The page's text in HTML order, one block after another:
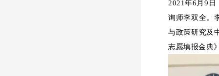
2021年6月9
询师李双全。
与政策研究及
志愿填报金典